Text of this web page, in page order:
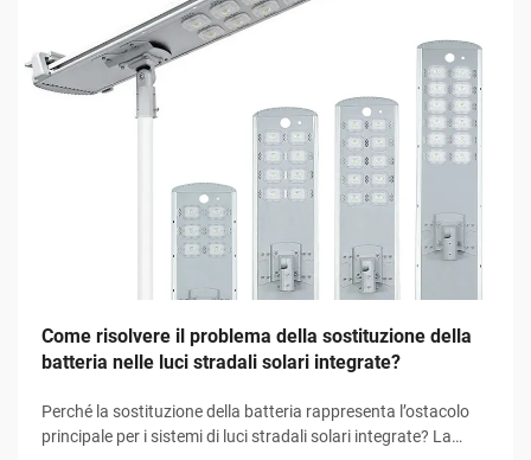
Come risolvere il problema della sostituzione della
batteria nelle luci stradali solari integrate?
Perché la sostituzione della batteria rappresenta l’ostacolo
principale per i sistemi di luci stradali solari integrate? La